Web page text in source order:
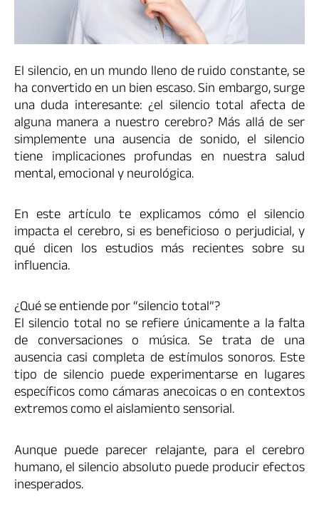
El silencio, en un mundo lleno de ruido constante, se
ha convertido en un bien escaso. Sin embargo, surge
una duda interesante: ¿el silencio total afecta de
alguna manera a nuestro cerebro? Más allá de ser
simplemente una ausencia de sonido, el silencio
tiene implicaciones profundas en nuestra salud
mental, emocional y neurológica.
En este artículo te explicamos cómo el silencio
impacta el cerebro, si es beneficioso o perjudicial, y
qué dicen los estudios más recientes sobre su
influencia.
¿Qué se entiende por “silencio total”?
El silencio total no se refiere únicamente a la falta
de conversaciones o música. Se trata de una
ausencia casi completa de estímulos sonoros. Este
tipo de silencio puede experimentarse en lugares
específicos como cámaras anecoicas o en contextos
extremos como el aislamiento sensorial.
Aunque puede parecer relajante, para el cerebro
humano, el silencio absoluto puede producir efectos
inesperados.